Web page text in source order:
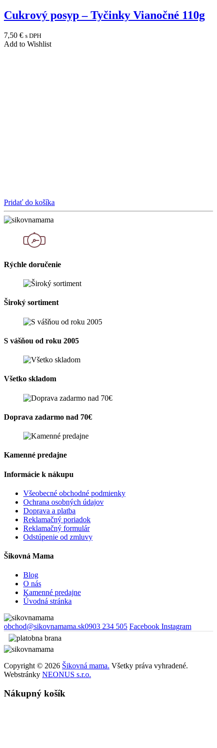
Cukrový posyp – Tyčinky Vianočné 110g
7,50 € s DPH
Add to Wishlist
Pridať do košíka
Rýchle doručenie
Široký sortiment
S vášňou od roku 2005
Všetko skladom
Doprava zadarmo nad 70€
Kamenné predajne
Informácie k nákupu
Všeobecné obchodné podmienky
Ochrana osobných údajov
Doprava a platba
Reklamačný poriadok
Reklamačný formulár
Odstúpenie od zmluvy
Šikovná Mama
Blog
O nás
Kamenné predajne
Úvodná stránka
obchod@sikovnamama.sk0903 234 505 Facebook Instagram
Copyright © 2026 Šikovná mama. Všetky práva vyhradené.
Webstránky NEONUS s.r.o.
Nákupný košík